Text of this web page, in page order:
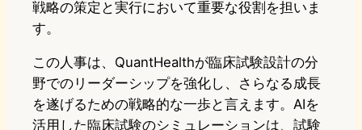
戦略の策定と実行において重要な役割を担いま
す。
この人事は、QuantHealthが臨床試験設計の分
野でのリーダーシップを強化し、さらなる成長
を遂げるための戦略的な一歩と言えます。AIを
活用した臨床試験のシミュレーションは、試験